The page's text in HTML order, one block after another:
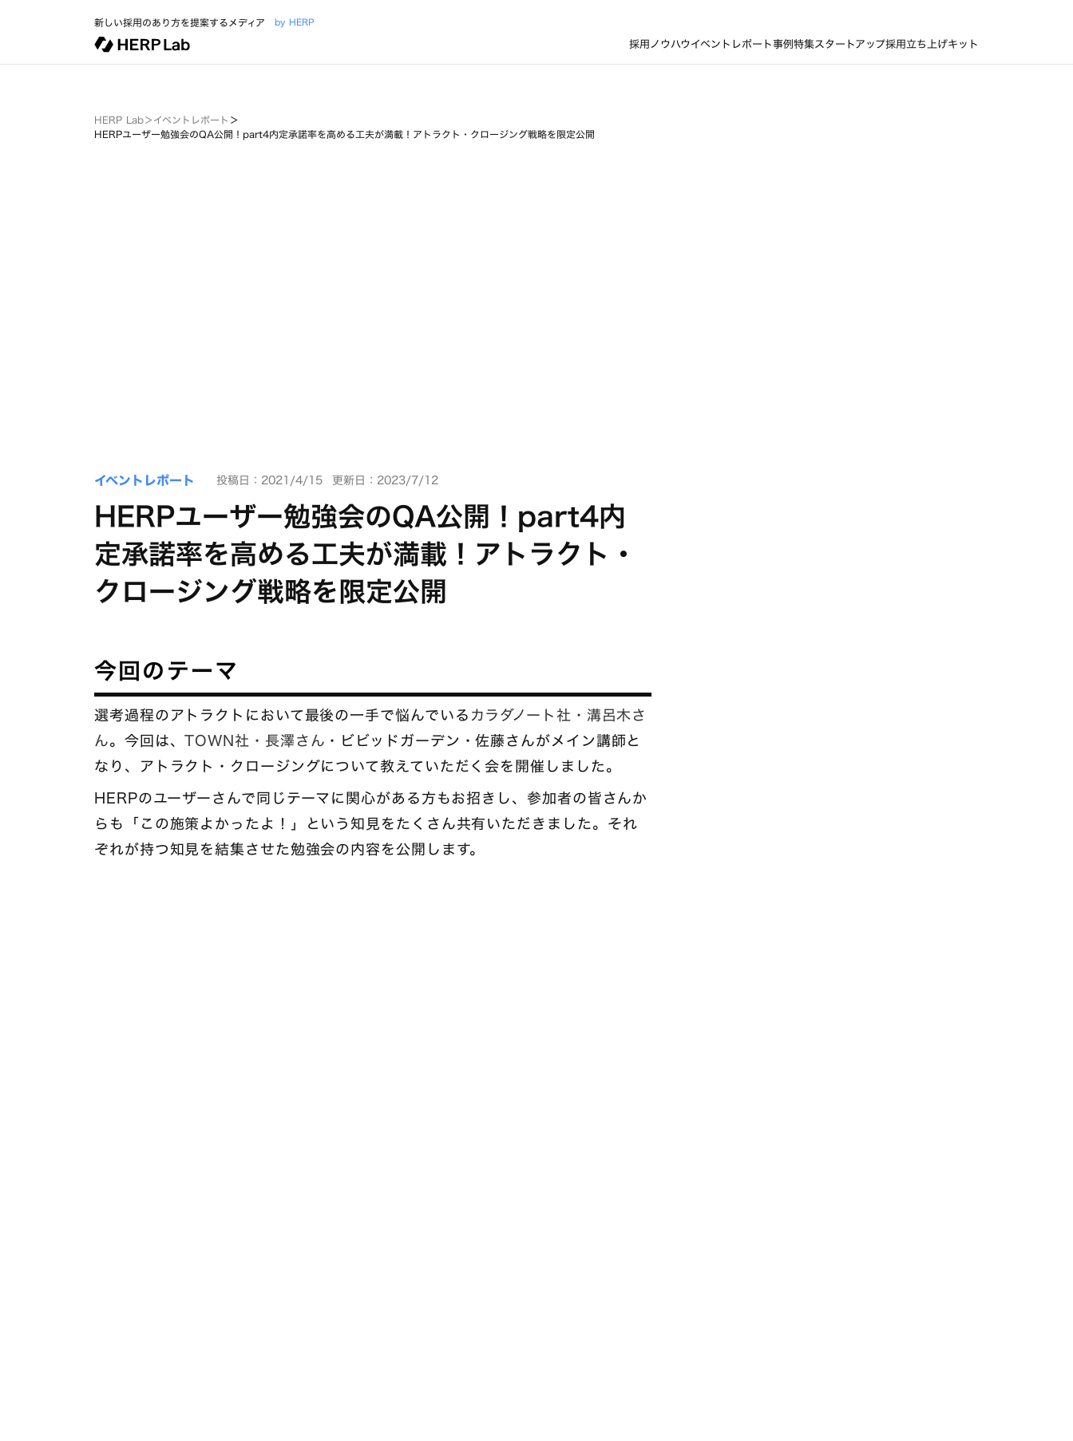
新しい採用のあり方を提案するメディア by HERP
採用ノウハウイベントレポート事例特集スタートアップ採用立ち上げキット
HERP Lab＞イベントレポート ＞
HERPユーザー勉強会のQA公開！part4内定承諾率を高める工夫が満載！アトラクト・クロージング戦略を限定公開
イベントレポート 投稿日：2021/4/15 更新日：2023/7/12
HERPユーザー勉強会のQA公開！part4内
定承諾率を高める工夫が満載！アトラクト・
クロージング戦略を限定公開
今回のテーマ
選考過程のアトラクトにおいて最後の一手で悩んでいるカラダノート社・溝呂木さ
ん。今回は、TOWN社・長澤さん ・ビビッドガーデン・佐藤さんがメイン講師と
なり、アトラクト・クロージングについて教えていただく会を開催しました。
HERPのユーザーさんで同じテーマに関心がある方もお招きし、参加者の皆さんか
らも「この施策よかったよ！」という知見をたくさん共有いただきました。それ
ぞれが持つ知見を結集させた勉強会の内容を公開します。